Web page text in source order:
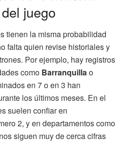
juego
tienen la misma probabilidad
falta quien revise historiales y
Por ejemplo, hay registros
como Barranquillao
en 7 o en 3 han
los últimos meses. En el
suelen confiar en
2, y en departamentos como
siguen muy de cerca cifras